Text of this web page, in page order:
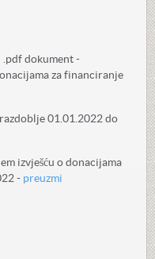
.pdf dokument -
za financiranje
01.01.2022 do
izvješću o donacijama
- preuzmi